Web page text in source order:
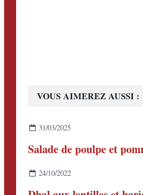
VOUS AIMEREZ AUSSI :
31/03/2025
24/10/2022